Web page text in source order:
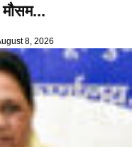
8, 2026